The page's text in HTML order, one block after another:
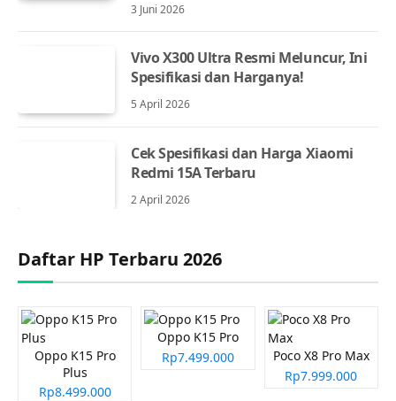
3 Juni 2026
Vivo X300 Ultra Resmi Meluncur, Ini
Spesifikasi dan Harganya!
5 April 2026
Cek Spesifikasi dan Harga Xiaomi
Redmi 15A Terbaru
2 April 2026
Daftar HP Terbaru 2026
Oppo K15 Pro
Plus
Rp8.499.000
Oppo K15 Pro
Rp7.499.000
Poco X8 Pro Max
Rp7.999.000